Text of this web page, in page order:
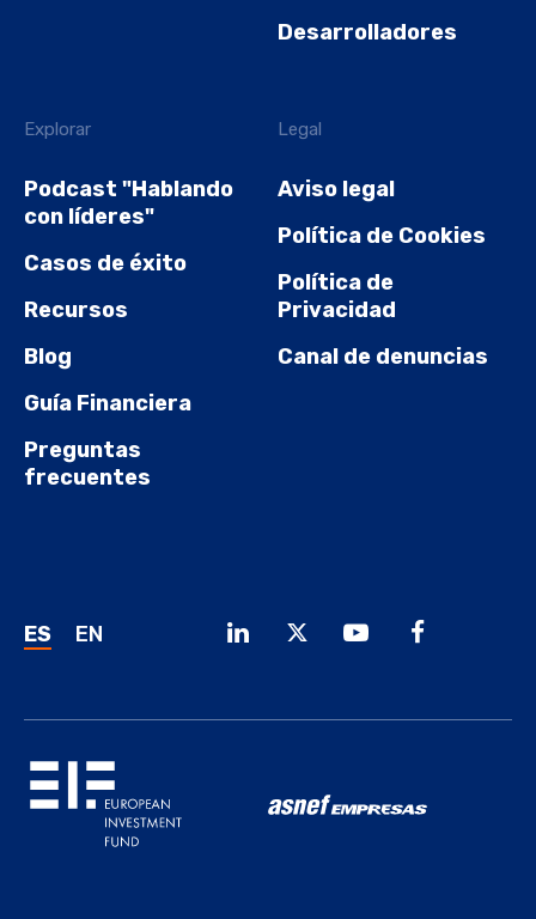
Desarrolladores
Explorar
Podcast "Hablando
con líderes"
Casos de éxito
Recursos
Blog
Guía Financiera
Preguntas
frecuentes
Legal
Aviso legal
Política de Cookies
Política de
Privacidad
Canal de denuncias
ES EN